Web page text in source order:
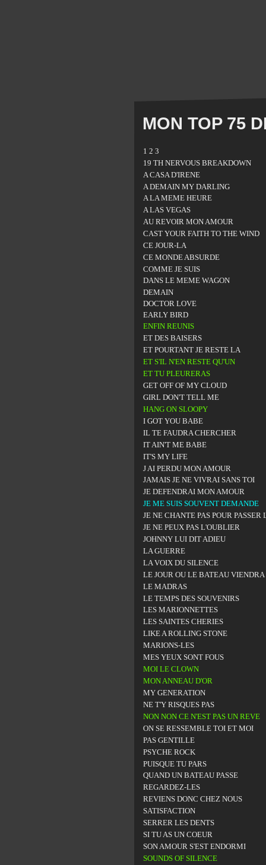
MON TOP 75
1 2 3
19 TH NERVOUS BREAKDOWN
A CASA D'IRENE
A DEMAIN MY DARLING
A LA MEME HEURE
A LAS VEGAS
AU REVOIR MON AMOUR
CAST YOUR FAITH TO THE WIND
CE JOUR-LA
CE MONDE ABSURDE
COMME JE SUIS
DANS LE MEME WAGON
DEMAIN
DOCTOR LOVE
EARLY BIRD
ENFIN REUNIS
ET DES BAISERS
ET POURTANT JE RESTE LA
ET S'IL N'EN RESTE QU'UN
ET TU PLEURERAS
GET OFF OF MY CLOUD
GIRL DON'T TELL ME
HANG ON SLOOPY
I GOT YOU BABE
IL TE FAUDRA CHERCHER
IT AIN'T ME BABE
IT'S MY LIFE
J AI PERDU MON AMOUR
JAMAIS JE NE VIVRAI SANS TOI
JE DEFENDRAI MON AMOUR
JE ME SUIS SOUVENT DEMANDE
JE NE CHANTE PAS POUR PASSER
JE NE PEUX PAS L'OUBLIER
JOHNNY LUI DIT ADIEU
LA GUERRE
LA VOIX DU SILENCE
LE JOUR OU LE BATEAU VIENDRA
LE MADRAS
LE TEMPS DES SOUVENIRS
LES MARIONNETTES
LES SAINTES CHERIES
LIKE A ROLLING STONE
MARIONS-LES
MES YEUX SONT FOUS
MOI LE CLOWN
MON ANNEAU D'OR
MY GENERATION
NE T'Y RISQUES PAS
NON NON CE N'EST PAS UN REVE
ON SE RESSEMBLE TOI ET MOI
PAS GENTILLE
PSYCHE ROCK
PUISQUE TU PARS
QUAND UN BATEAU PASSE
REGARDEZ-LES
REVIENS DONC CHEZ NOUS
SATISFACTION
SERRER LES DENTS
SI TU AS UN COEUR
SON AMOUR S'EST ENDORMI
SOUNDS OF SILENCE